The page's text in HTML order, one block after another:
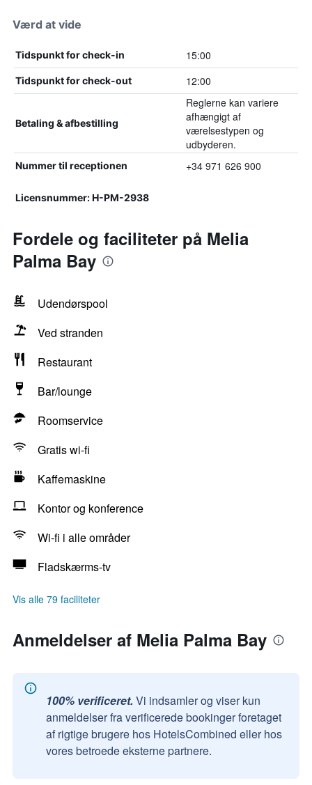
Værd at vide
Tidspunkt for check-in 15:00
Tidspunkt for check-out 12:00
Betaling & afbestilling
Reglerne kan variere
afhængigt af
værelsestypen og
udbyderen.
Nummer til receptionen +34 971 626 900
Licensnummer: H-PM-2938
Fordele og faciliteter på Melia
Palma Bay
Udendørspool
Ved stranden
Restaurant
Bar/lounge
Roomservice
Gratis wi-fi
Kaffemaskine
Kontor og konference
Wi-fi i alle områder
Fladskærms-tv
Vis alle 79 faciliteter
Anmeldelser af Melia Palma Bay
100% verificeret. Vi indsamler og viser kun
anmeldelser fra verificerede bookinger foretaget
af rigtige brugere hos HotelsCombined eller hos
vores betroede eksterne partnere.